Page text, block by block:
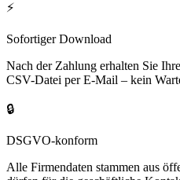
⚡
Sofortiger Download
Nach der Zahlung erhalten Sie
CSV-Datei per E-Mail – kein
🔒
DSGVO-konform
Alle Firmendaten stammen aus